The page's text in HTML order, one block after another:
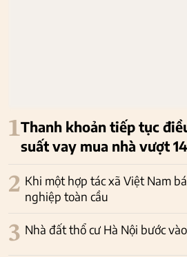
1Thanh khoản tiếp tục
suất vay mua nhà vượt
2 Khi một hợp tác xã Việt Nam
nghiệp toàn cầu
3 Nhà đất thổ cư Hà Nội bước